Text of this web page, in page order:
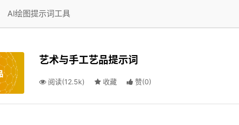
AI绘图提示词工具
艺术与手工艺品提示词
阅读(12.5k) 收藏 赞(0)